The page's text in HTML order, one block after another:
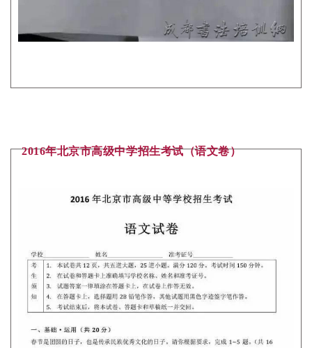
快
稿2016年北京市高级中学招生考试（语文卷）